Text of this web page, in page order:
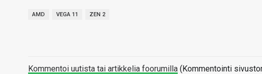
AMD VEGA 11 ZEN 2
Kommentoi uutista tai artikkelia foorumilla (Kommentointi